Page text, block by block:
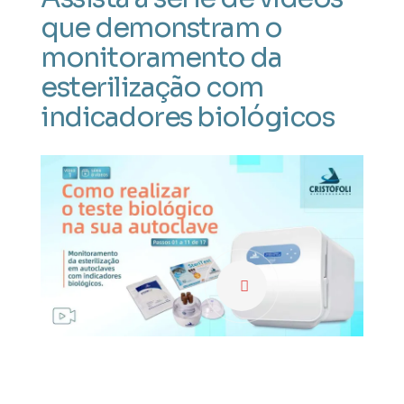
que demonstram o
monitoramento da
esterilização com
indicadores biológicos